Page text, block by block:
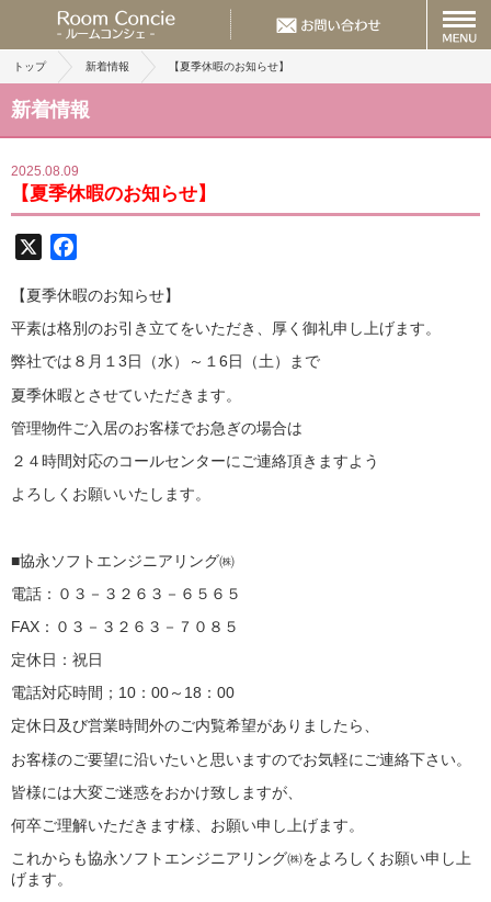
トップ 新着情報 【夏季休暇のお知らせ】
新着情報
2025.08.09
【夏季休暇のお知らせ】
【夏季休暇のお知らせ】
平素は格別のお引き立てをいただき、厚く御礼申し上げます。
弊社では８月１3日（水）～１6日（土）まで
夏季休暇とさせていただきます。
管理物件ご入居のお客様でお急ぎの場合は
２４時間対応のコールセンターにご連絡頂きますよう
よろしくお願いいたします。
■協永ソフトエンジニアリング㈱
電話：０３－３２６３－６５６５
FAX：０３－３２６３－７０８５
定休日：祝日
電話対応時間；10：00～18：00
定休日及び営業時間外のご内覧希望がありましたら、
お客様のご要望に沿いたいと思いますのでお気軽にご連絡下さい。
皆様には大変ご迷惑をおかけ致しますが、
何卒ご理解いただきます様、お願い申し上げます。
これからも協永ソフトエンジニアリング㈱をよろしくお願い申し上
げます。